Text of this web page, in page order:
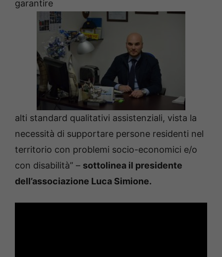
garantire
alti standard qualitativi assistenziali, vista la
necessità di supportare persone residenti nel
territorio con problemi socio-economici e/o
con disabilità” – sottolinea il presidente
dell’associazione Luca Simione.